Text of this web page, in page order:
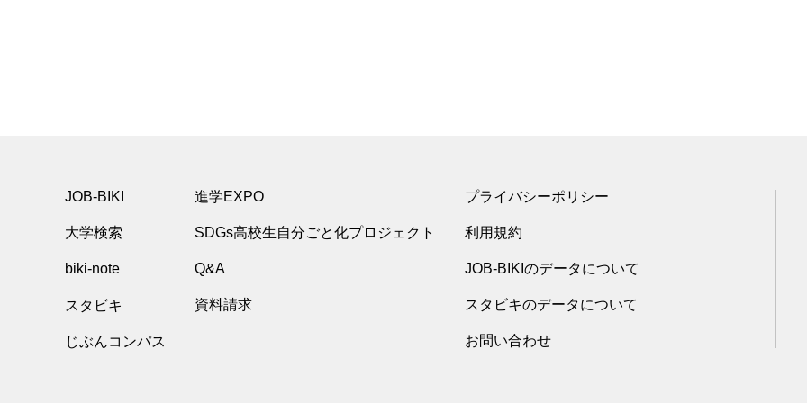
JOB-BIKI
大学検索
biki-note
スタビキ
じぶんコンパス
進学EXPO
SDGs高校生自分ごと化プロジェクト
Q&A
資料請求
プライバシーポリシー
利用規約
JOB-BIKIのデータについて
スタビキのデータについて
お問い合わせ